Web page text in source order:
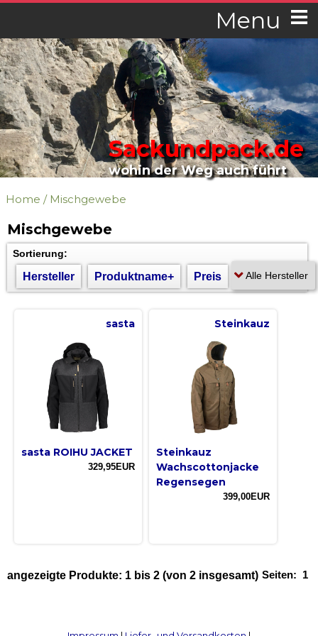
Menu
Sackundpack.de
wohin der Weg auch führt
Home / Mischgewebe
Mischgewebe
Sortierung:
Hersteller Produktname+ Preis
sasta
sasta ROIHU JACKET
329,95EUR
Steinkauz
Steinkauz
Wachscottonjacke
Regensegen
399,00EUR
Seiten: 1
angezeigte Produkte: 1 bis 2 (von 2 insgesamt)